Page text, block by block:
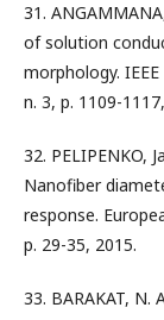
31.
of solution
morphology.
n. 3, p. 1109-
32. PELIPENKO,
Nanofiber
response.
p. 29-35, 2015.
33. BARAKAT, N.